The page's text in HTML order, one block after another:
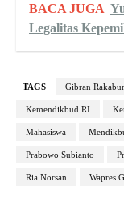
BACA JUGA
Legalitas
TAGS Gibran
Kemendikbud RI
Mahasiswa
Prabowo Subianto
Ria Norsan Wapres